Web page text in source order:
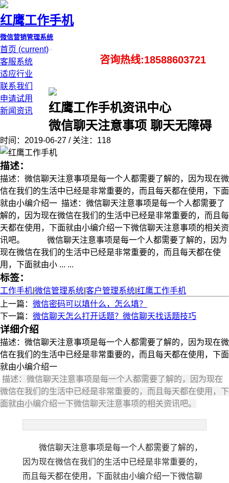
红鹰工作手机
微信营销管理系统
首页 (current)
客服系统
适应行业
联系我们
申请试用
新闻资讯
咨询热线:18588603721
红鹰工作手机资讯中心
微信聊天注意事项 聊天无障碍
时间：2019-06-27 / 关注：118
描述：
描述：微信聊天注意事项是每一个人都需要了解的，因为现在微
信在我们的生活中已经是非常重要的，而且每天都在使用，下面
就由小编介绍一 描述：微信聊天注意事项是每一个人都需要了
解的，因为现在微信在我们的生活中已经是非常重要的，而且每
天都在使用，下面就由小编介绍一下微信聊天注意事项的相关资
讯吧。 微信聊天注意事项是每一个人都需要了解的，因为
现在微信在我们的生活中已经是非常重要的，而且每天都在使
用，下面就由小 ... ...
标签：
工作手机 微信管理系统 客户管理系统 红鹰工作手机
上一篇： 微信密码可以填什么，怎么填？
下一篇： 微信聊天怎么打开话题？微信聊天找话题技巧
详细介绍
描述：微信聊天注意事项是每一个人都需要了解的，因为现在微
信在我们的生活中已经是非常重要的，而且每天都在使用，下面
就由小编介绍一
描述：微信聊天注意事项是每一个人都需要了解的，因为现在
微信在我们的生活中已经是非常重要的，而且每天都在使用，下
面就由小编介绍一下微信聊天注意事项的相关资讯吧。
微信聊天注意事项是每一个人都需要了解的，
因为现在微信在我们的生活中已经是非常重要的，
而且每天都在使用，下面就由小编介绍一下微信聊